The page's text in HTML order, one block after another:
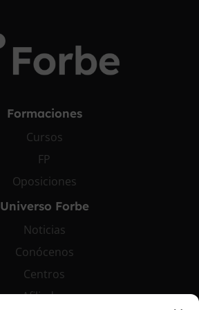
Formaciones
Cursos
FP
Oposiciones
Universo Forbe
Noticias
Conócenos
Centros
Afiliados